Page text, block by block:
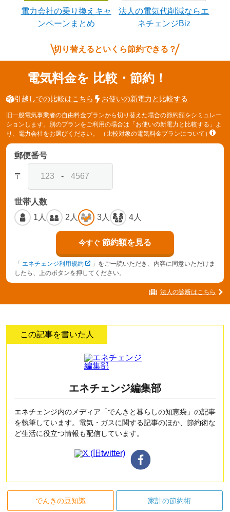
電力会社の乗り換えキャ
ンペーンまとめ
法人の電気代削減ならエ
ネチェンジBiz
切り替えるといくら節約できる？
電気料金を 比較・節約！
引越しでの比較はこちら お使いの新電力と比較する
旧一般電気事業者の自由料金プランから切り替えた場合の節約額をシミュレー
ションします。別のプランをご利用の場合は「お使いの新電力と比較する」よ
り、電力会社をお選びください。
（比較対象の電気料金プランについて）
郵便番号
〒 -
世帯人数
1人
2人 3人 4人
今すぐ 節約額を見る
「 エネチェンジ利用規約
」をご一読いただき、内容に同意いただけま
したら、上のボタンを押してください。
法人の診断はこちら
この記事を書いた人
エネチェンジ編集部
エネチェンジ内のメディア「でんきと暮らしの知恵袋」の記事
を執筆しています。電気・ガスに関する記事のほか、節約術な
ど生活に役立つ情報も配信しています。
でんきの豆知識 家計の節約術